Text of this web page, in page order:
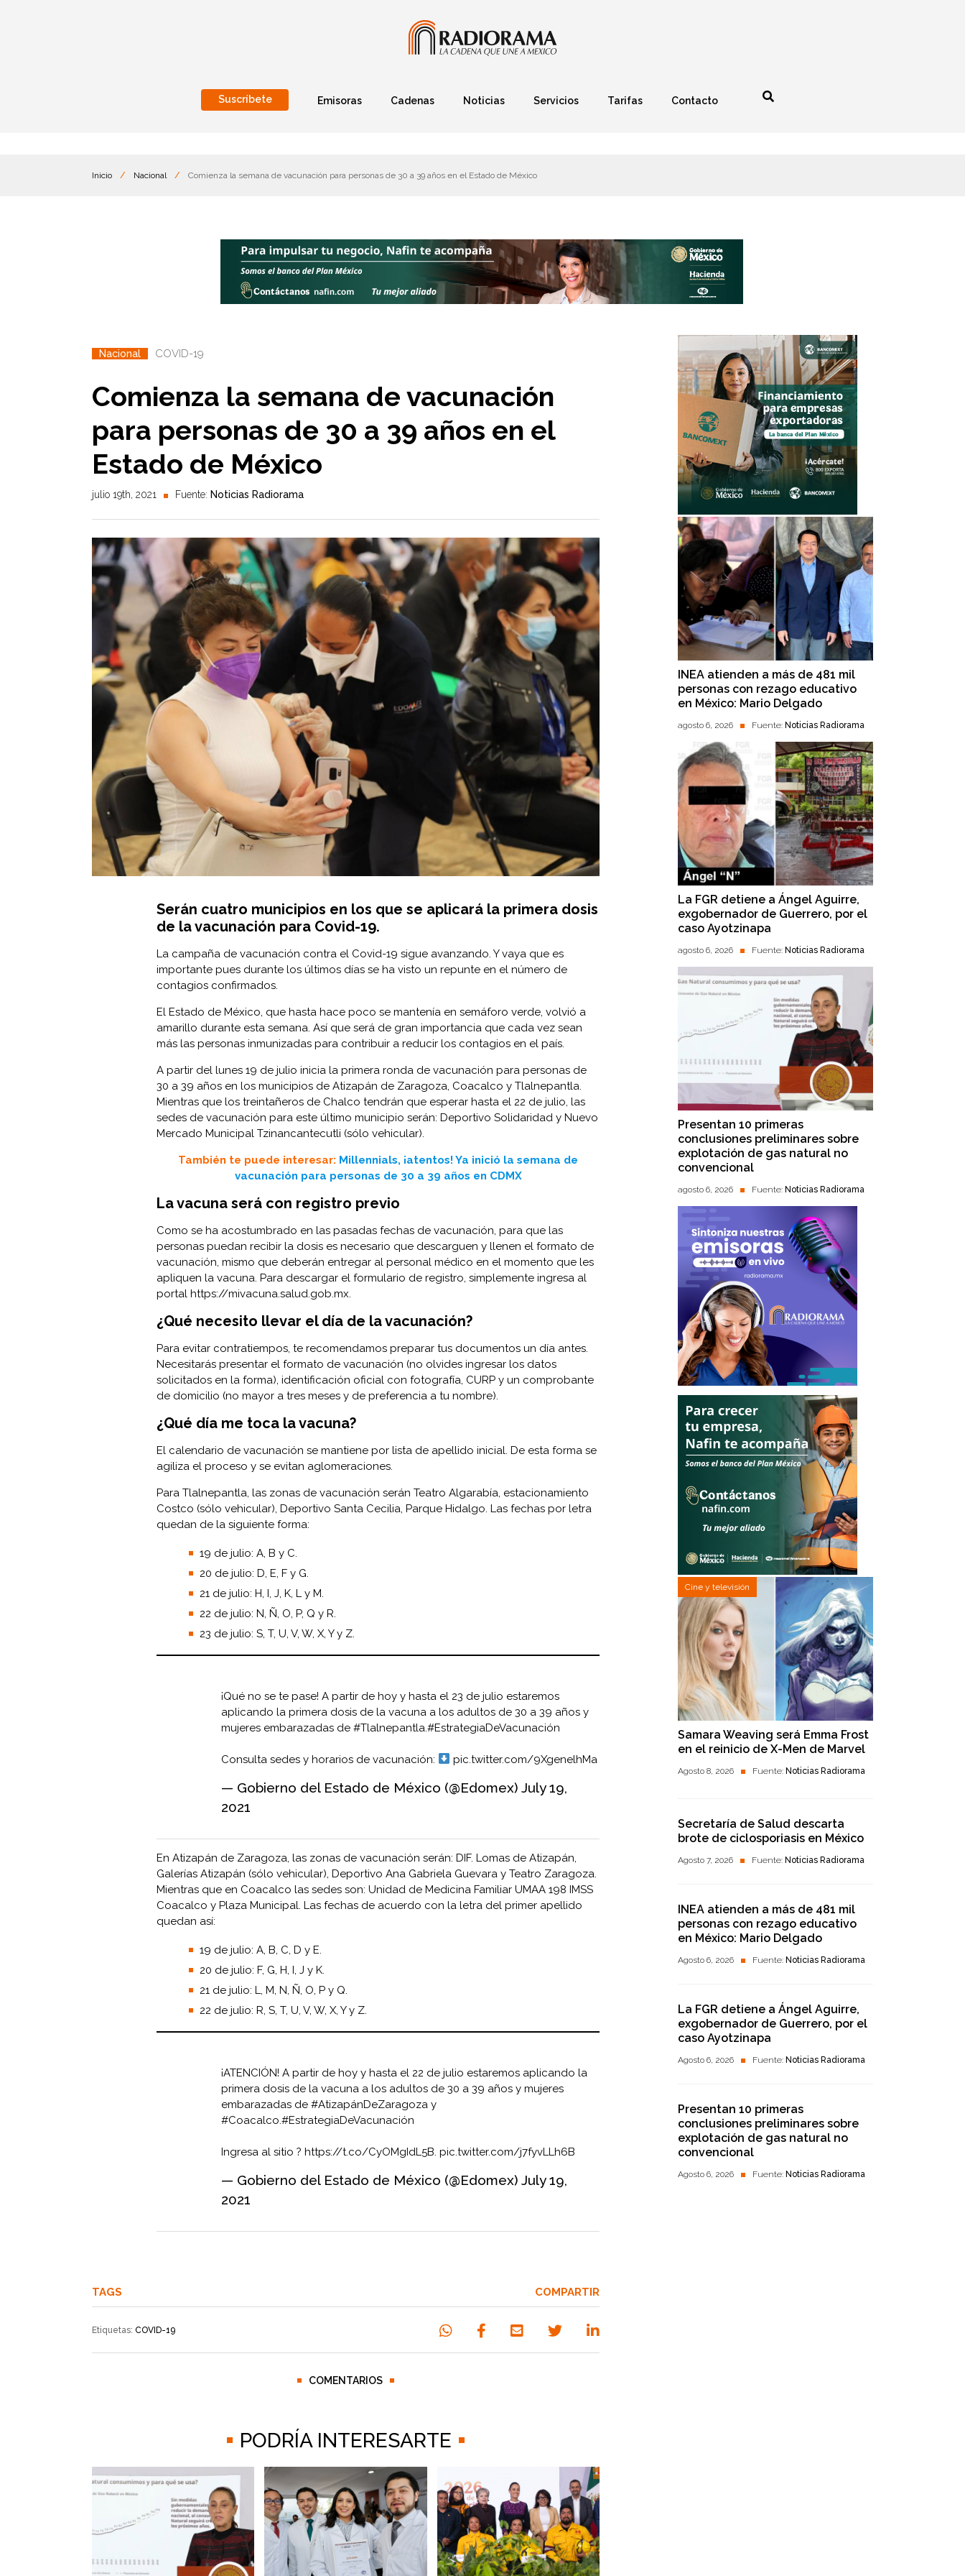
Suscríbete Emisoras Cadenas Noticias Servicios Tarifas Contacto
Inicio / Nacional / Comienza la semana de vacunación para personas de 30 a 39 años en el Estado de México
Nacional COVID-19
Comienza la semana de vacunación
para personas de 30 a 39 años en el
Estado de México
julio 19th, 2021 Fuente: Noticias Radiorama
Serán cuatro municipios en los que se aplicará la primera dosis
de la vacunación para Covid-19.
La campaña de vacunación contra el Covid-19 sigue avanzando. Y vaya que es
importante pues durante los últimos días se ha visto un repunte en el número de
contagios confirmados.
El Estado de México, que hasta hace poco se mantenía en semáforo verde, volvió a
amarillo durante esta semana. Así que será de gran importancia que cada vez sean
más las personas inmunizadas para contribuir a reducir los contagios en el país.
A partir del lunes 19 de julio inicia la primera ronda de vacunación para personas de
30 a 39 años en los municipios de Atizapán de Zaragoza, Coacalco y Tlalnepantla.
Mientras que los treintañeros de Chalco tendrán que esperar hasta el 22 de julio, las
sedes de vacunación para este último municipio serán: Deportivo Solidaridad y Nuevo
Mercado Municipal Tzinancantecutli (sólo vehicular).
También te puede interesar: Millennials, ¡atentos! Ya inició la semana de
vacunación para personas de 30 a 39 años en CDMX
La vacuna será con registro previo
Como se ha acostumbrado en las pasadas fechas de vacunación, para que las
personas puedan recibir la dosis es necesario que descarguen y llenen el formato de
vacunación, mismo que deberán entregar al personal médico en el momento que les
apliquen la vacuna. Para descargar el formulario de registro, simplemente ingresa al
portal https://mivacuna.salud.gob.mx.
¿Qué necesito llevar el día de la vacunación?
Para evitar contratiempos, te recomendamos preparar tus documentos un día antes.
Necesitarás presentar el formato de vacunación (no olvides ingresar los datos
solicitados en la forma), identificación oficial con fotografía, CURP y un comprobante
de domicilio (no mayor a tres meses y de preferencia a tu nombre).
¿Qué día me toca la vacuna?
El calendario de vacunación se mantiene por lista de apellido inicial. De esta forma se
agiliza el proceso y se evitan aglomeraciones.
Para Tlalnepantla, las zonas de vacunación serán Teatro Algarabía, estacionamiento
Costco (sólo vehicular), Deportivo Santa Cecilia, Parque Hidalgo. Las fechas por letra
quedan de la siguiente forma:
19 de julio: A, B y C.
20 de julio: D, E, F y G.
21 de julio: H, I, J, K, L y M.
22 de julio: N, Ñ, O, P, Q y R.
23 de julio: S, T, U, V, W, X, Y y Z.
¡Qué no se te pase! A partir de hoy y hasta el 23 de julio estaremos
aplicando la primera dosis de la vacuna a los adultos de 30 a 39 años y
mujeres embarazadas de #Tlalnepantla.#EstrategiaDeVacunación
Consulta sedes y horarios de vacunación: pic.twitter.com/9XgenelhMa
— Gobierno del Estado de México (@Edomex) July 19,
2021
En Atizapán de Zaragoza, las zonas de vacunación serán: DIF. Lomas de Atizapán,
Galerías Atizapán (sólo vehicular), Deportivo Ana Gabriela Guevara y Teatro Zaragoza.
Mientras que en Coacalco las sedes son: Unidad de Medicina Familiar UMAA 198 IMSS
Coacalco y Plaza Municipal. Las fechas de acuerdo con la letra del primer apellido
quedan así:
19 de julio: A, B, C, D y E.
20 de julio: F, G, H, I, J y K.
21 de julio: L, M, N, Ñ, O, P y Q.
22 de julio: R, S, T, U, V, W, X, Y y Z.
¡ATENCIÓN! A partir de hoy y hasta el 22 de julio estaremos aplicando la
primera dosis de la vacuna a los adultos de 30 a 39 años y mujeres
embarazadas de #AtizapánDeZaragoza y
#Coacalco.#EstrategiaDeVacunación
Ingresa al sitio ? https://t.co/CyOMgIdL5B. pic.twitter.com/j7fyvLLh6B
— Gobierno del Estado de México (@Edomex) July 19,
2021
TAGS
Etiquetas: COVID-19
COMPARTIR
COMENTARIOS
PODRÍA INTERESARTE
INEA atienden a más de 481 mil
personas con rezago educativo
en México: Mario Delgado
agosto 6, 2026 Fuente: Noticias Radiorama
La FGR detiene a Ángel Aguirre,
exgobernador de Guerrero, por el
caso Ayotzinapa
agosto 6, 2026 Fuente: Noticias Radiorama
Presentan 10 primeras
conclusiones preliminares sobre
explotación de gas natural no
convencional
agosto 6, 2026 Fuente: Noticias Radiorama
Cine y televisión
Samara Weaving será Emma Frost
en el reinicio de X-Men de Marvel
Agosto 8, 2026 Fuente: Noticias Radiorama
Secretaría de Salud descarta
brote de ciclosporiasis en México
Agosto 7, 2026 Fuente: Noticias Radiorama
INEA atienden a más de 481 mil
personas con rezago educativo
en México: Mario Delgado
Agosto 6, 2026 Fuente: Noticias Radiorama
La FGR detiene a Ángel Aguirre,
exgobernador de Guerrero, por el
caso Ayotzinapa
Agosto 6, 2026 Fuente: Noticias Radiorama
Presentan 10 primeras
conclusiones preliminares sobre
explotación de gas natural no
convencional
Agosto 6, 2026 Fuente: Noticias Radiorama